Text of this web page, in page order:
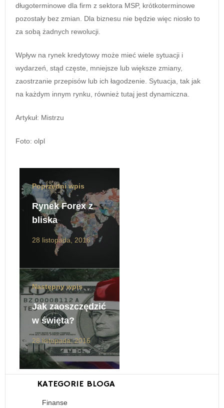
długoterminowe dla firm z sektora MSP, krótkoterminowe
pozostały bez zmian. Dla biznesu nie będzie więc niosło to
za sobą żadnych rewolucji.
Wpływ na rynek kredytowy może mieć wiele sytuacji i
wydarzeń, stąd częste, mniejsze lub większe zmiany,
zaostrzanie przepisów lub ich łagodzenie. Sytuacja, tak jak
na każdym innym rynku, również tutaj jest dynamiczna.
Artykuł: Mistrzu
Foto: olpl
Poprzedni wpis
Rynek Forex z
bliska
28 listopada, 2016
Następny wpis
Jak zaoszczędzić
w święta?
28 listopada, 2016
KATEGORIE BLOGA
Finanse